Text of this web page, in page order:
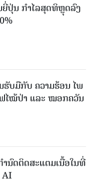
ຍີ່ປຸ່ນ ກຳໄລສຸດທິຫຼຸດລົງ
ຮັບມືກັບ ຄວາມຮ້ອນ ໄພ
ໄໝ້ປ່າ ແລະ ໝອກຄວັນ
ຳນົດຕິດສະແຕມເນື້ອໃນທີ່
AI